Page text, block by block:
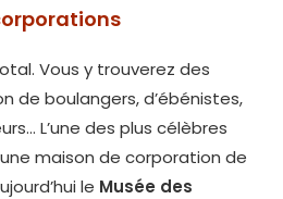
Vous y trouverez des
de boulangers, d’ébénistes,
L’une des plus célèbres
une maison de corporation de
le Musée des